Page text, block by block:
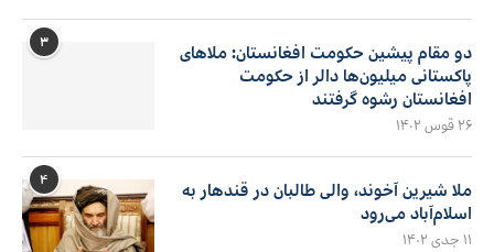
۳
دو مقام پیشین حکومت افغانستان: ملاهای
پاکستانی میلیون‌ها دالر از حکومت
افغانستان رشوه گرفتند
۲۶ قوس ۱۴۰۲
۴
ملا شیرین آخوند، والی طالبان در قندهار به
اسلام‌آباد می‌رود
۱۱ جدی ۱۴۰۲